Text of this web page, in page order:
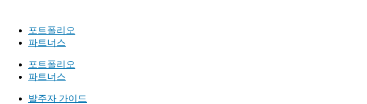
포트폴리오
파트너스
포트폴리오
파트너스
발주자 가이드